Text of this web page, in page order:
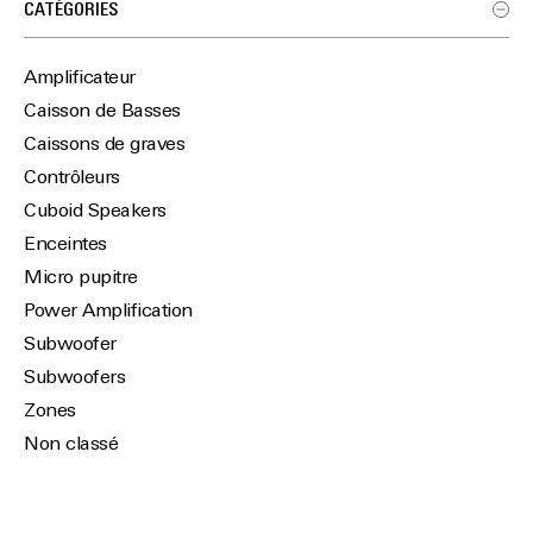
CATÉGORIES
Amplificateur
Caisson de Basses
Caissons de graves
Contrôleurs
Cuboid Speakers
Enceintes
Micro pupitre
Power Amplification
Subwoofer
Subwoofers
Zones
Non classé